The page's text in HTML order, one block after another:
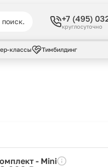
+7 (495)
круглосуточно
классы Тимбилдинг
- Mini